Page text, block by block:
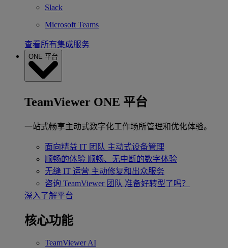
Slack
Microsoft Teams
查看所有集成服务
ONE 平台
TeamViewer ONE 平台
一站式畅享主动式数字化工作场所管理和优化体验。
面向精益 IT 团队 主动式设备管理
顺畅的体验 顺畅、无中断的数字体验
无缝 IT 运营 主动修复和出众服务
咨询 TeamViewer 团队 准备好转型了吗？
深入了解平台
核心功能
TeamViewer AI